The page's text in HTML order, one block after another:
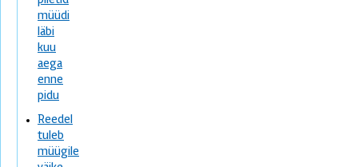
müüdi
läbi
kuu
aega
enne
pidu
Reedel
tuleb
müügile